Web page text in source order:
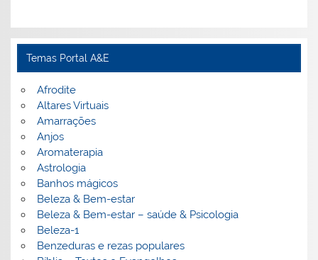
Temas Portal A&E
Afrodite
Altares Virtuais
Amarrações
Anjos
Aromaterapia
Astrologia
Banhos mágicos
Beleza & Bem-estar
Beleza & Bem-estar – saúde & Psicologia
Beleza-1
Benzeduras e rezas populares